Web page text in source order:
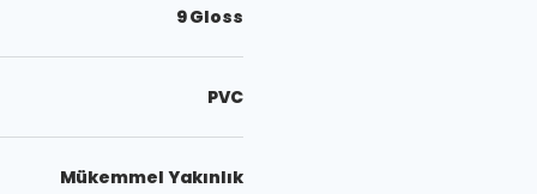
9 Gloss
PVC
Mükemmel Yakınlık